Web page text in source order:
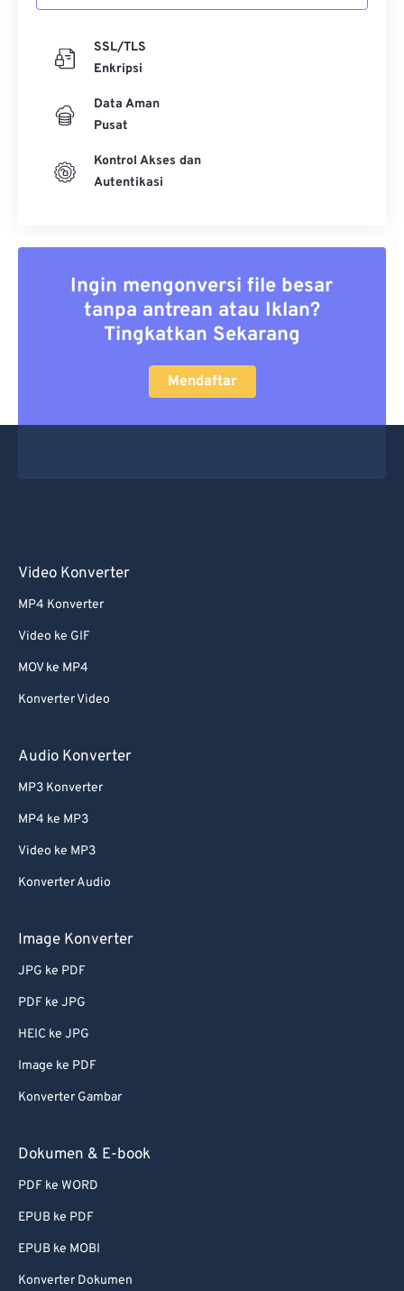
SSL/TLS
Enkripsi
Data Aman
Pusat
Kontrol Akses dan
Autentikasi
Ingin mengonversi file besar
tanpa antrean atau Iklan?
Tingkatkan Sekarang
Mendaftar
Video Konverter
MP4 Konverter
Video ke GIF
MOV ke MP4
Konverter Video
Audio Konverter
MP3 Konverter
MP4 ke MP3
Video ke MP3
Konverter Audio
Image Konverter
JPG ke PDF
PDF ke JPG
HEIC ke JPG
Image ke PDF
Konverter Gambar
Dokumen & E-book
PDF ke WORD
EPUB ke PDF
EPUB ke MOBI
Konverter Dokumen